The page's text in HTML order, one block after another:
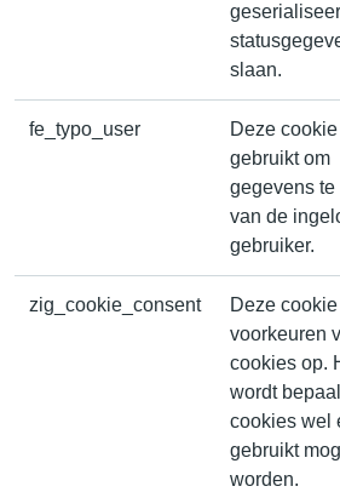
slaan.
fe_typo_user
Deze
gebruikt om
gegevens te
van de
gebruiker.
zig_cookie_consent
Deze
voorkeuren
cookies op.
wordt
cookies wel
gebruikt
worden.